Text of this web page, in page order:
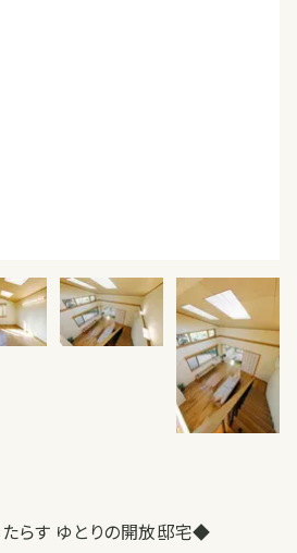
らす ゆとりの開放邸宅◆